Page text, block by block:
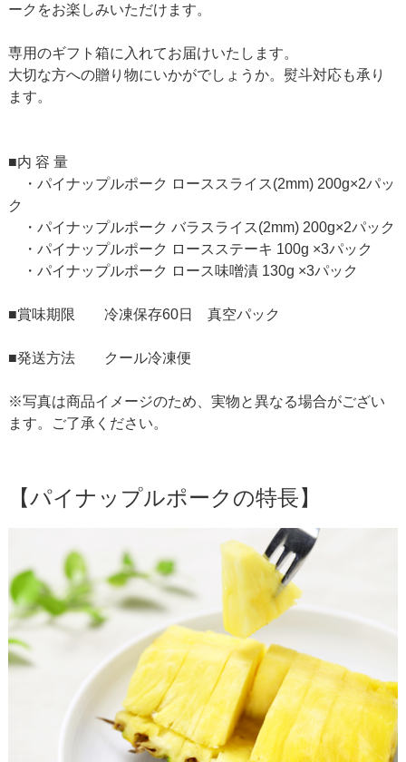
ークをお楽しみいただけます。
専用のギフト箱に入れてお届けいたします。
大切な方への贈り物にいかがでしょうか。熨斗対応も承り
ます。
■内 容 量
・パイナップルポーク ローススライス(2mm) 200g×2パッ
ク
・パイナップルポーク バラスライス(2mm) 200g×2パック
・パイナップルポーク ロースステーキ 100g ×3パック
・パイナップルポーク ロース味噌漬 130g ×3パック
■賞味期限 冷凍保存60日 真空パック
■発送方法 クール冷凍便
※写真は商品イメージのため、実物と異なる場合がござい
ます。ご了承ください。
【パイナップルポークの特長】